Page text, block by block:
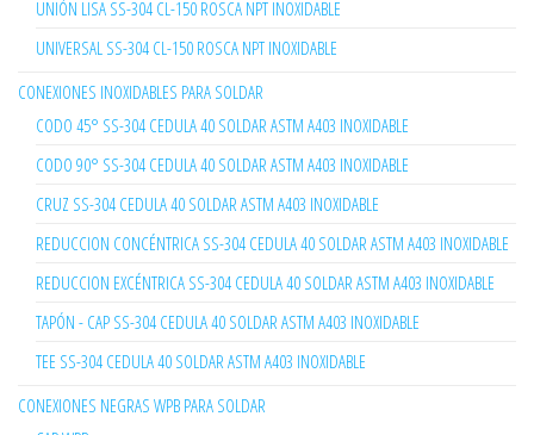
UNIÓN LISA SS-304 CL-150 ROSCA NPT INOXIDABLE
UNIVERSAL SS-304 CL-150 ROSCA NPT INOXIDABLE
CONEXIONES INOXIDABLES PARA SOLDAR
CODO 45° SS-304 CEDULA 40 SOLDAR ASTM A403 INOXIDABLE
CODO 90° SS-304 CEDULA 40 SOLDAR ASTM A403 INOXIDABLE
CRUZ SS-304 CEDULA 40 SOLDAR ASTM A403 INOXIDABLE
REDUCCION CONCÉNTRICA SS-304 CEDULA 40 SOLDAR ASTM A403 INOXIDABLE
REDUCCION EXCÉNTRICA SS-304 CEDULA 40 SOLDAR ASTM A403 INOXIDABLE
TAPÓN - CAP SS-304 CEDULA 40 SOLDAR ASTM A403 INOXIDABLE
TEE SS-304 CEDULA 40 SOLDAR ASTM A403 INOXIDABLE
CONEXIONES NEGRAS WPB PARA SOLDAR